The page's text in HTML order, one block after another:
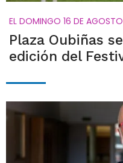
EL DOMINGO 16 DE AGOSTO
Plaza Oubiñas
edición del